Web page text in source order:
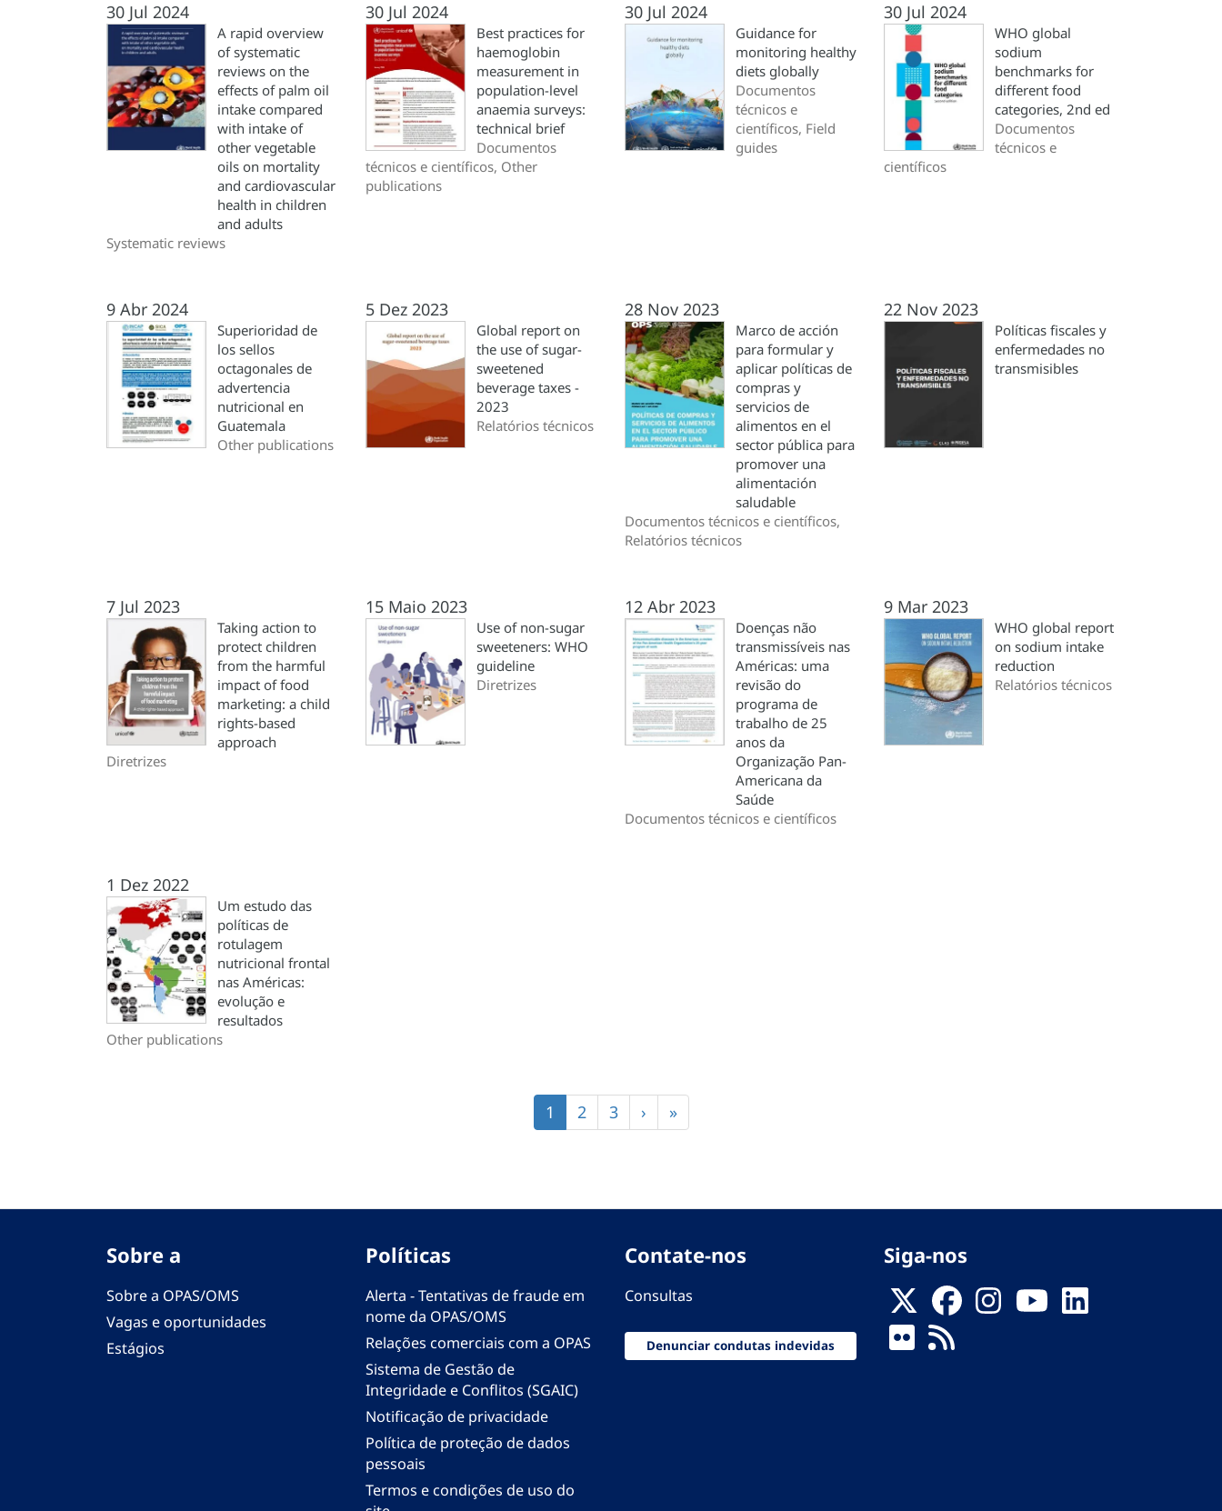
30 Jul 2024
A rapid overview
of systematic
reviews on the
effects of palm oil
intake compared
with intake of
other vegetable
oils on mortality
and cardiovascular
health in children
and adults
Systematic reviews
30 Jul 2024
Best practices for
haemoglobin
measurement in
population-level
anaemia surveys:
technical brief
Documentos
técnicos e científicos, Other
publications
30 Jul 2024
Guidance for
monitoring healthy
diets globally
Documentos
técnicos e
científicos, Field
guides
30 Jul 2024
WHO global
sodium
benchmarks for
different food
categories, 2nd ed
Documentos
técnicos e
científicos
9 Abr 2024
Superioridad de
los sellos
octagonales de
advertencia
nutricional en
Guatemala
Other publications
5 Dez 2023
Global report on
the use of sugar-
sweetened
beverage taxes -
2023
Relatórios técnicos
28 Nov 2023
Marco de acción
para formular y
aplicar políticas de
compras y
servicios de
alimentos en el
sector pública para
promover una
alimentación
saludable
Documentos técnicos e científicos,
Relatórios técnicos
22 Nov 2023
Políticas fiscales y
enfermedades no
transmisibles
7 Jul 2023
Taking action to
protect children
from the harmful
impact of food
marketing: a child
rights-based
approach
Diretrizes
15 Maio 2023
Use of non-sugar
sweeteners: WHO
guideline
Diretrizes
12 Abr 2023
Doenças não
transmissíveis nas
Américas: uma
revisão do
programa de
trabalho de 25
anos da
Organização Pan-
Americana da
Saúde
Documentos técnicos e científicos
9 Mar 2023
WHO global report
on sodium intake
reduction
Relatórios técnicos
1 Dez 2022
Um estudo das
políticas de
rotulagem
nutricional frontal
nas Américas:
evolução e
resultados
Other publications
Página
atual
1 Página
2 Página
3
Próxima
página
›
Última
página
»
Sobre a
Sobre a OPAS/OMS
Vagas e oportunidades
Estágios
Políticas
Alerta - Tentativas de fraude em
nome da OPAS/OMS
Relações comerciais com a OPAS
Sistema de Gestão de
Integridade e Conflitos (SGAIC)
Notificação de privacidade
Política de proteção de dados
pessoais
Termos e condições de uso do
Contate-nos
Consultas
Denunciar condutas indevidas
Siga-nos